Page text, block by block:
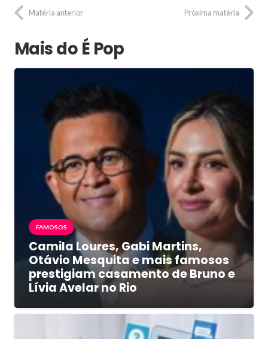
Matéria anterior Próxima matéria
Mais do É Pop
FAMOSOS
Camila Loures, Gabi Martins,
Otávio Mesquita e mais famosos
prestigiam casamento de Bruno e
Lívia Avelar no Rio